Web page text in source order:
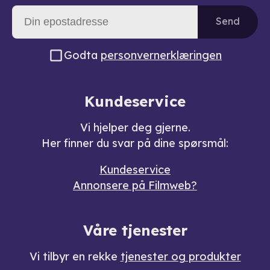
Send
Godta personvernerklæringen
Kundeservice
Vi hjelper deg gjerne.
Her finner du svar på dine spørsmål:
Kundeservice
Annonsere på Filmweb?
Våre tjenester
Vi tilbyr en rekke tjenester og produkter